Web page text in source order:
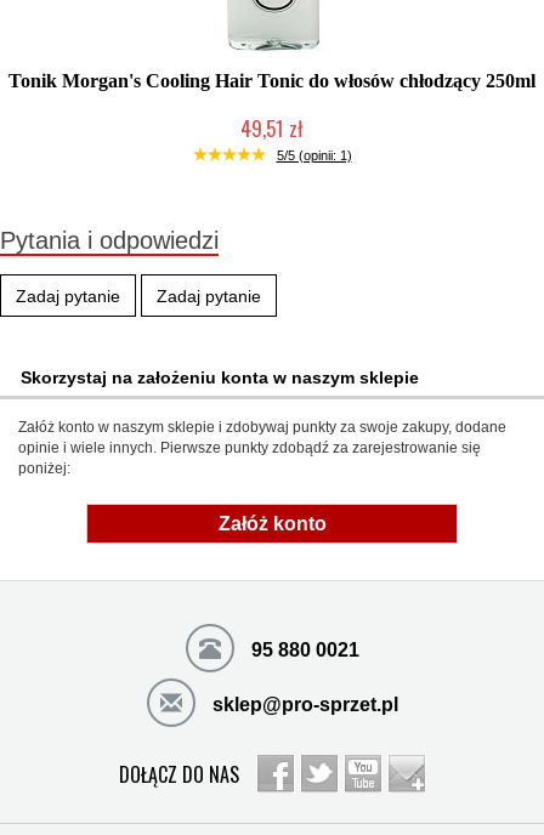
Tonik Morgan's Cooling Hair Tonic do włosów chłodzący 250ml
49,51 zł
Mała ilość (wysyłka w 24h)
5/5 (opinii: 1)
Pytania i odpowiedzi
Zadaj pytanie Zadaj pytanie
Skorzystaj na założeniu konta w naszym sklepie
Załóż konto w naszym sklepie i zdobywaj punkty za swoje zakupy, dodane
opinie i wiele innych. Pierwsze punkty zdobądź za zarejestrowanie się
poniżej:
Załóż konto
95 880 0021
sklep@pro-sprzet.pl
DOŁĄCZ DO NAS